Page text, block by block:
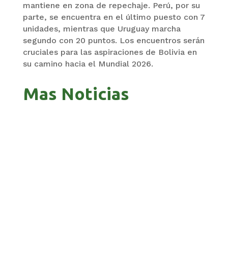
mantiene en zona de repechaje. Perú, por su
parte, se encuentra en el último puesto con 7
unidades, mientras que Uruguay marcha
segundo con 20 puntos. Los encuentros serán
cruciales para las aspiraciones de Bolivia en
su camino hacia el Mundial 2026.
Mas Noticias